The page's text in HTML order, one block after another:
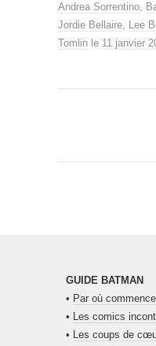
Andrea Sorrentino,
Jordie Bellaire, Lee
Tomlin le 11 janvier
GUIDE BATMAN
• Par où
• Les comics
• Les coups de